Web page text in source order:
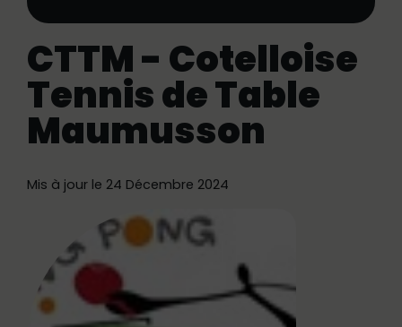
CTTM - Cotelloise
Tennis de Table
Maumusson
Mis à jour le 24 Décembre 2024